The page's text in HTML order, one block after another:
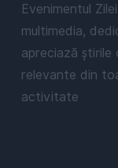
Evenimentul
multimedia,
apreciază
relevante din
activitate